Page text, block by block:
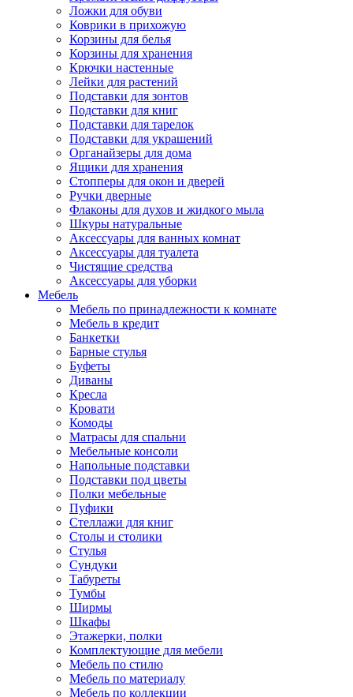
Ложки для обуви
Коврики в прихожую
Корзины для белья
Корзины для хранения
Крючки настенные
Лейки для растений
Подставки для зонтов
Подставки для книг
Подставки для тарелок
Подставки для украшений
Органайзеры для дома
Ящики для хранения
Стопперы для окон и дверей
Ручки дверные
Флаконы для духов и жидкого мыла
Шкуры натуральные
Аксессуары для ванных комнат
Аксессуары для туалета
Чистящие средства
Аксессуары для уборки
Мебель
Мебель по принадлежности к комнате
Мебель в кредит
Банкетки
Барные стулья
Буфеты
Диваны
Кресла
Кровати
Комоды
Матрасы для спальни
Мебельные консоли
Напольные подставки
Подставки под цветы
Полки мебельные
Пуфики
Стеллажи для книг
Столы и столики
Стулья
Сундуки
Табуреты
Тумбы
Ширмы
Шкафы
Этажерки, полки
Комплектующие для мебели
Мебель по стилю
Мебель по материалу
Мебель по коллекции